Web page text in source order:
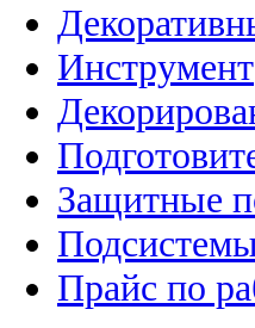
Инструмент
Защитные
Прайс по